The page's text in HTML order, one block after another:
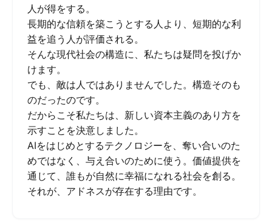
人が得をする。
長期的な信頼を築こうとする人より、短期的な利
益を追う人が評価される。
そんな現代社会の構造に、私たちは疑問を投げか
けます。
でも、敵は人ではありませんでした。構造そのも
のだったのです。
だからこそ私たちは、新しい資本主義のあり方を
示すことを決意しました。
AIをはじめとするテクノロジーを、奪い合いのた
めではなく、与え合いのために使う。価値提供を
通じて、誰もが自然に幸福になれる社会を創る。
それが、アドネスが存在する理由です。